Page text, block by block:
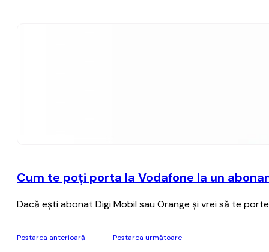
Cum te poţi porta la Vodafone la un
Dacă eşti abonat Digi Mobil sau Orange şi vrei să te
Postarea anterioară Postarea următoare